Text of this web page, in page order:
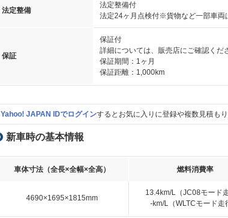
法定整備
法定整備付
法定24ヶ月点検付※貨物など一部車両
保証
保証付
詳細については、販売店にご確認くだ
保証期間：1ヶ月
保証距離：1,000km
Yahoo! JAPAN IDでログインするとお気に入りに登録や複数見積も
新車時の基本情報
車体寸法（全長×全幅×全高） 燃料消費率
4690×1695×1815mm
13.4km/L（JC08モード走
-km/L（WLTCモード走